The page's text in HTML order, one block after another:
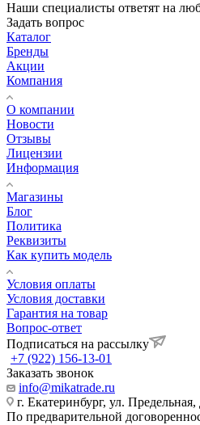
Наши специалисты ответят на
Задать вопрос
Каталог
Бренды
Акции
Компания
О компании
Новости
Отзывы
Лицензии
Информация
Магазины
Блог
Политика
Реквизиты
Как купить модель
Условия оплаты
Условия доставки
Гарантия на товар
Вопрос-ответ
Подписаться на рассылку
+7 (922) 156-13-01
Заказать звонок
info@mikatrade.ru
г. Екатеринбург, ул.
По предварительной